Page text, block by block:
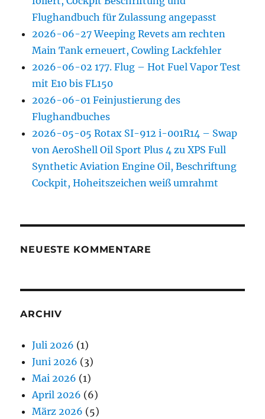
Flughandbuch für Zulassung angepasst
2026-06-27 Weeping Revets am rechten
Main Tank erneuert, Cowling Lackfehler
2026-06-02 177. Flug – Hot Fuel Vapor Test
mit E10 bis FL150
2026-06-01 Feinjustierung des
Flughandbuches
2026-05-05 Rotax SI-912 i-001R14 – Swap
von AeroShell Oil Sport Plus 4 zu XPS Full
Synthetic Aviation Engine Oil, Beschriftung
Cockpit, Hoheitszeichen weiß umrahmt
NEUESTE KOMMENTARE
ARCHIV
Juli 2026 (1)
Juni 2026 (3)
Mai 2026 (1)
April 2026 (6)
März 2026 (5)